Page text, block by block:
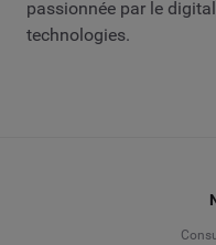
passionnée par le
technologies.